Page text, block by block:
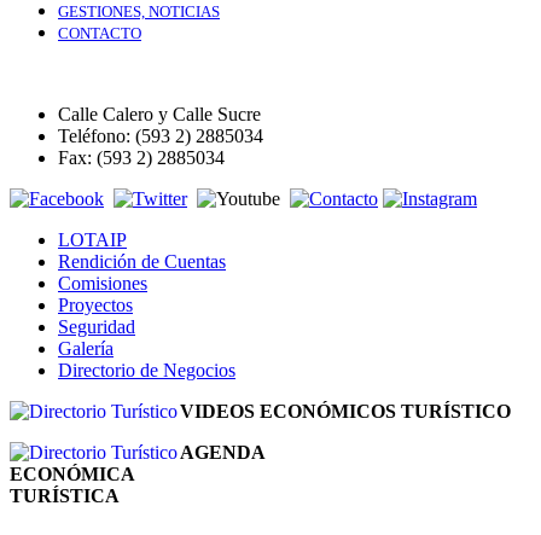
GESTIONES, NOTICIAS
CONTACTO
Calle Calero y Calle Sucre
Teléfono: (593 2) 2885034
Fax: (593 2) 2885034
LOTAIP
Rendición de Cuentas
Comisiones
Proyectos
Seguridad
Galería
Directorio de Negocios
VIDEOS ECONÓMICOS TURÍSTICO
AGENDA
ECONÓMICA
TURÍSTICA